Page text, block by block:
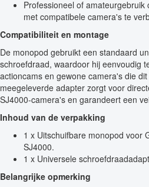
Professioneel of
met compatibele camera's te
Compatibiliteit en montage
De monopod gebruikt een standaard
schroefdraad, waardoor hij eenvoudig
actioncams en gewone camera's die
meegeleverde adapter zorgt voor
SJ4000-camera's en garandeert een
Inhoud van de verpakking
1 x Uitschuifbare monopod voor
SJ4000.
1 x Universele
Belangrijke opmerking